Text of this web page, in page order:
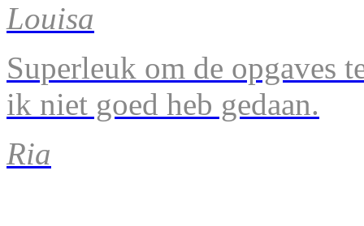
Louisa
Superleuk om de opgaves
ik niet goed heb gedaan.
Ria